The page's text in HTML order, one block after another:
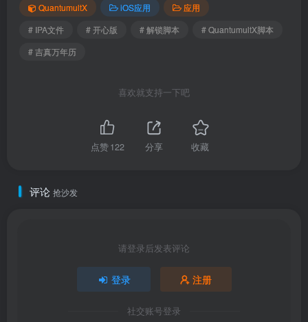
QuantumultX iOS应用
应用
# IPA文件
# 开心版 # 解锁脚本
# QuantumultX脚本
# 吉真万年历
喜欢就支持一下吧
点赞122 分享 收藏
评论 抢沙发
请登录后发表评论
登录 注册
社交账号登录